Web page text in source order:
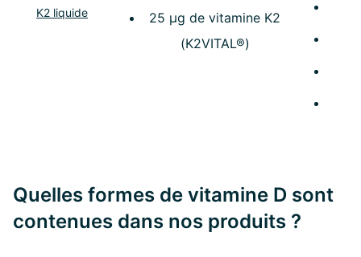
K2 liquide
25 µg de vitamine K2
(K2VITAL®)
Quelles formes de vitamine D sont
contenues dans nos produits ?